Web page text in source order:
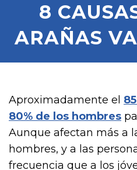
8
ARAÑAS
Aproximadamente el
80% de los hombres
Aunque afectan más a
hombres, y a las
frecuencia que a los